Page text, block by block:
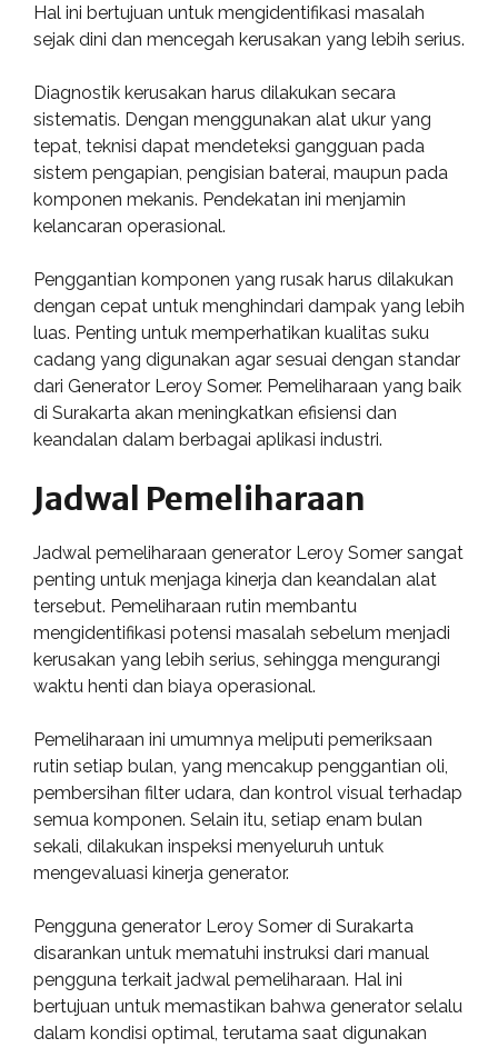
Hal ini bertujuan untuk mengidentifikasi masalah
sejak dini dan mencegah kerusakan yang lebih serius.
Diagnostik kerusakan harus dilakukan secara
sistematis. Dengan menggunakan alat ukur yang
tepat, teknisi dapat mendeteksi gangguan pada
sistem pengapian, pengisian baterai, maupun pada
komponen mekanis. Pendekatan ini menjamin
kelancaran operasional.
Penggantian komponen yang rusak harus dilakukan
dengan cepat untuk menghindari dampak yang lebih
luas. Penting untuk memperhatikan kualitas suku
cadang yang digunakan agar sesuai dengan standar
dari Generator Leroy Somer. Pemeliharaan yang baik
di Surakarta akan meningkatkan efisiensi dan
keandalan dalam berbagai aplikasi industri.
Jadwal Pemeliharaan
Jadwal pemeliharaan generator Leroy Somer sangat
penting untuk menjaga kinerja dan keandalan alat
tersebut. Pemeliharaan rutin membantu
mengidentifikasi potensi masalah sebelum menjadi
kerusakan yang lebih serius, sehingga mengurangi
waktu henti dan biaya operasional.
Pemeliharaan ini umumnya meliputi pemeriksaan
rutin setiap bulan, yang mencakup penggantian oli,
pembersihan filter udara, dan kontrol visual terhadap
semua komponen. Selain itu, setiap enam bulan
sekali, dilakukan inspeksi menyeluruh untuk
mengevaluasi kinerja generator.
Pengguna generator Leroy Somer di Surakarta
disarankan untuk mematuhi instruksi dari manual
pengguna terkait jadwal pemeliharaan. Hal ini
bertujuan untuk memastikan bahwa generator selalu
dalam kondisi optimal, terutama saat digunakan